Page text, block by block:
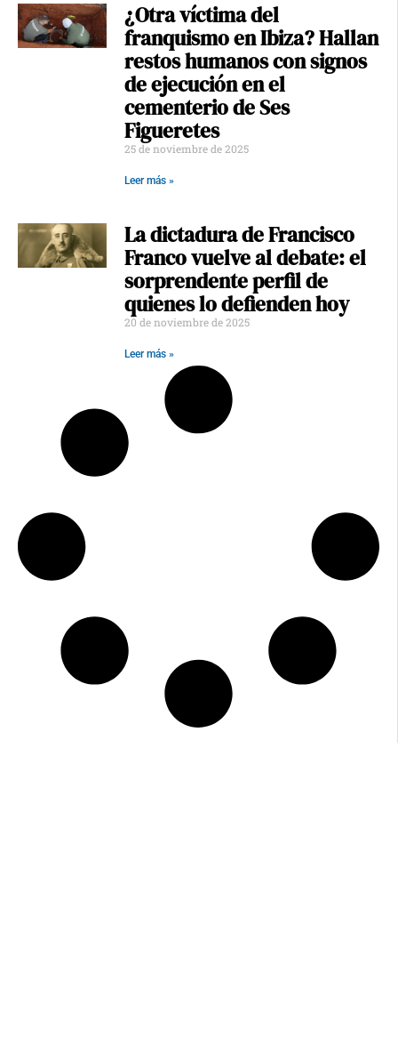
¿Otra víctima del
franquismo en Ibiza? Hallan
restos humanos con signos
de ejecución en el
cementerio de Ses
Figueretes
25 de noviembre de 2025
Leer más »
La dictadura de Francisco
Franco vuelve al debate: el
sorprendente perfil de
quienes lo defienden hoy
20 de noviembre de 2025
Leer más »